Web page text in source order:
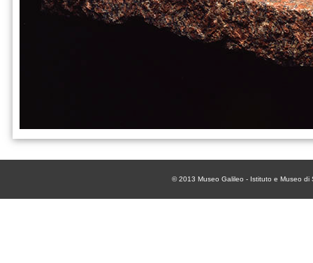
© 2013 Museo Galileo - Istituto e Museo di